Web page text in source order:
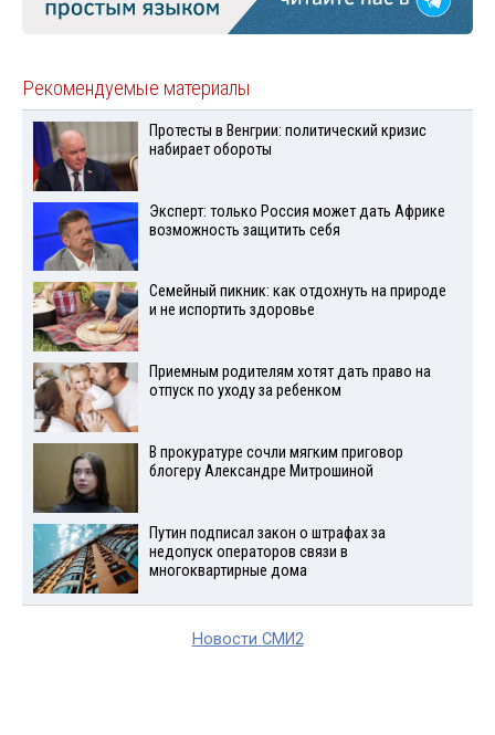
Рекомендуемые материалы
Протесты в Венгрии: политический кризис
набирает обороты
Эксперт: только Россия может дать Африке
возможность защитить себя
Семейный пикник: как отдохнуть на природе
и не испортить здоровье
Приемным родителям хотят дать право на
отпуск по уходу за ребенком
В прокуратуре сочли мягким приговор
блогеру Александре Митрошиной
Путин подписал закон о штрафах за
недопуск операторов связи в
многоквартирные дома
Новости СМИ2